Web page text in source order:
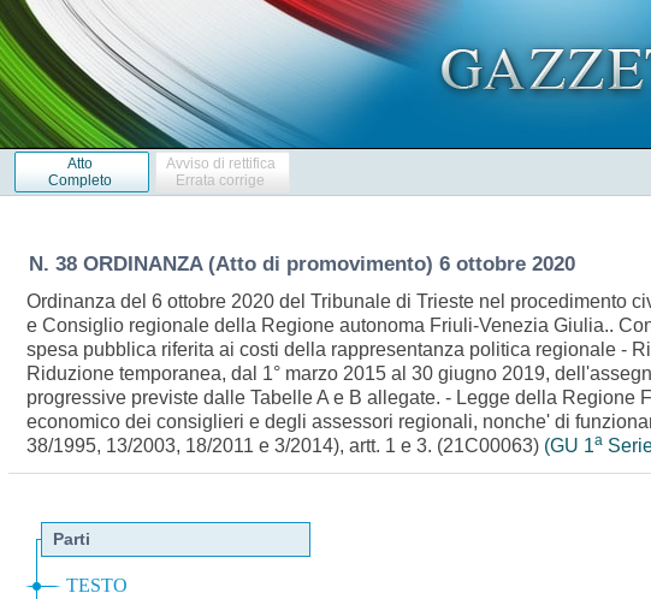
Atto
Completo
Avviso di rettifica
Errata corrige
N. 38 ORDINANZA (Atto di promovimento) 6 ottobre 2020
Ordinanza del 6 ottobre 2020 del Tribunale di Trieste nel procedimento
e Consiglio regionale della Regione autonoma Friuli-Venezia Giulia..
spesa pubblica riferita ai costi della rappresentanza politica regionale -
Riduzione temporanea, dal 1° marzo 2015 al 30 giugno 2019,
progressive previste dalle Tabelle A e B allegate. - Legge della
economico dei consiglieri e degli assessori regionali, nonche' di
38/1995, 13/2003, 18/2011 e 3/2014), artt. 1 e 3. (21C00063) (GU 1a